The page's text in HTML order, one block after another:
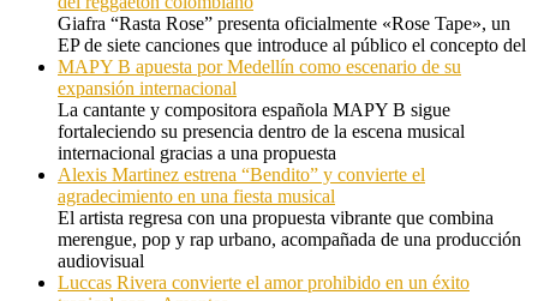
Giafra “Rasta Rose” presenta oficialmente «Rose Tape», un
EP de siete canciones que introduce al público el concepto del
MAPY B apuesta por Medellín como escenario de su
expansión internacional
La cantante y compositora española MAPY B sigue
fortaleciendo su presencia dentro de la escena musical
internacional gracias a una propuesta
Alexis Martinez estrena “Bendito” y convierte el
agradecimiento en una fiesta musical
El artista regresa con una propuesta vibrante que combina
merengue, pop y rap urbano, acompañada de una producción
audiovisual
Luccas Rivera convierte el amor prohibido en un éxito